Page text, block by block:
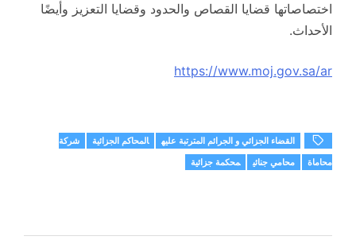
اختصاصاتها قضايا القصاص والحدود وقضايا التعزيز وأيضًا
الأحداث.
https://www.moj.gov.sa/ar
القضاء الجزائي و الجرائم المترتبة عليه المحاكم الجزائية
شركة
محاماة
محامي جنائي محكمة جزائية